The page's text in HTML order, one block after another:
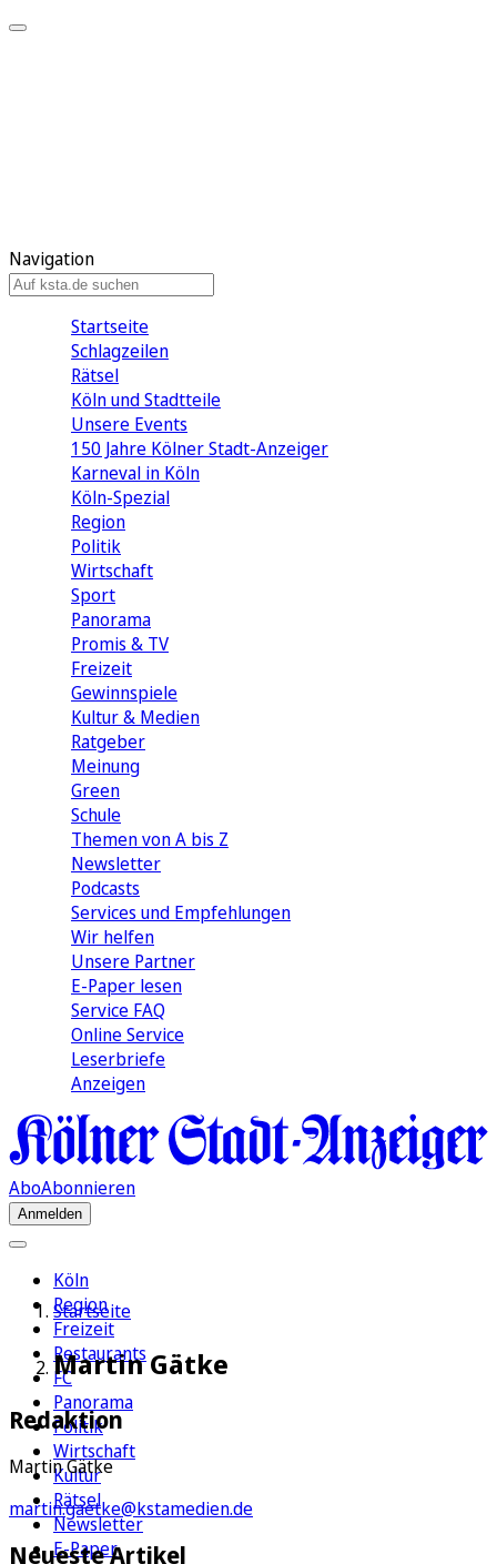
Navigation
Startseite
Schlagzeilen
Rätsel
Köln und Stadtteile
Unsere Events
150 Jahre Kölner Stadt-Anzeiger
Karneval in Köln
Köln-Spezial
Region
Politik
Wirtschaft
Sport
Panorama
Promis & TV
Freizeit
Gewinnspiele
Kultur & Medien
Ratgeber
Meinung
Green
Schule
Themen von A bis Z
Newsletter
Podcasts
Services und Empfehlungen
Wir helfen
Unsere Partner
E-Paper lesen
Service FAQ
Online Service
Leserbriefe
Anzeigen
AboAbonnieren
Anmelden
Köln
Region
Freizeit
Restaurants
FC
Panorama
Politik
Wirtschaft
Kultur
Rätsel
Newsletter
E-Paper
Startseite
Martin Gätke
Redaktion
Martin Gätke
martin.gaetke@kstamedien.de
Neueste Artikel